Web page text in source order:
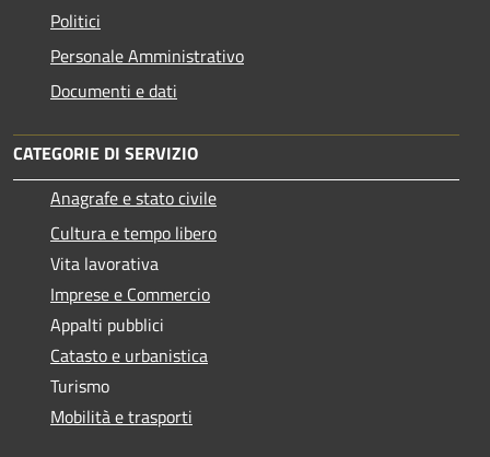
Politici
Personale Amministrativo
Documenti e dati
CATEGORIE DI SERVIZIO
Anagrafe e stato civile
Cultura e tempo libero
Vita lavorativa
Imprese e Commercio
Appalti pubblici
Catasto e urbanistica
Turismo
Mobilità e trasporti